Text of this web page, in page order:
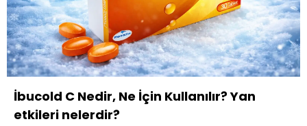
İbucold C Nedir, Ne İçin Kullanılır? Yan
etkileri nelerdir?